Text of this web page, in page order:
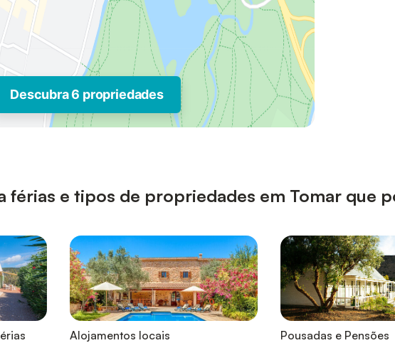
Descubra 6 propriedades
férias e tipos de propriedades em Tomar que
Alojamentos locais
Pousadas e Pensões